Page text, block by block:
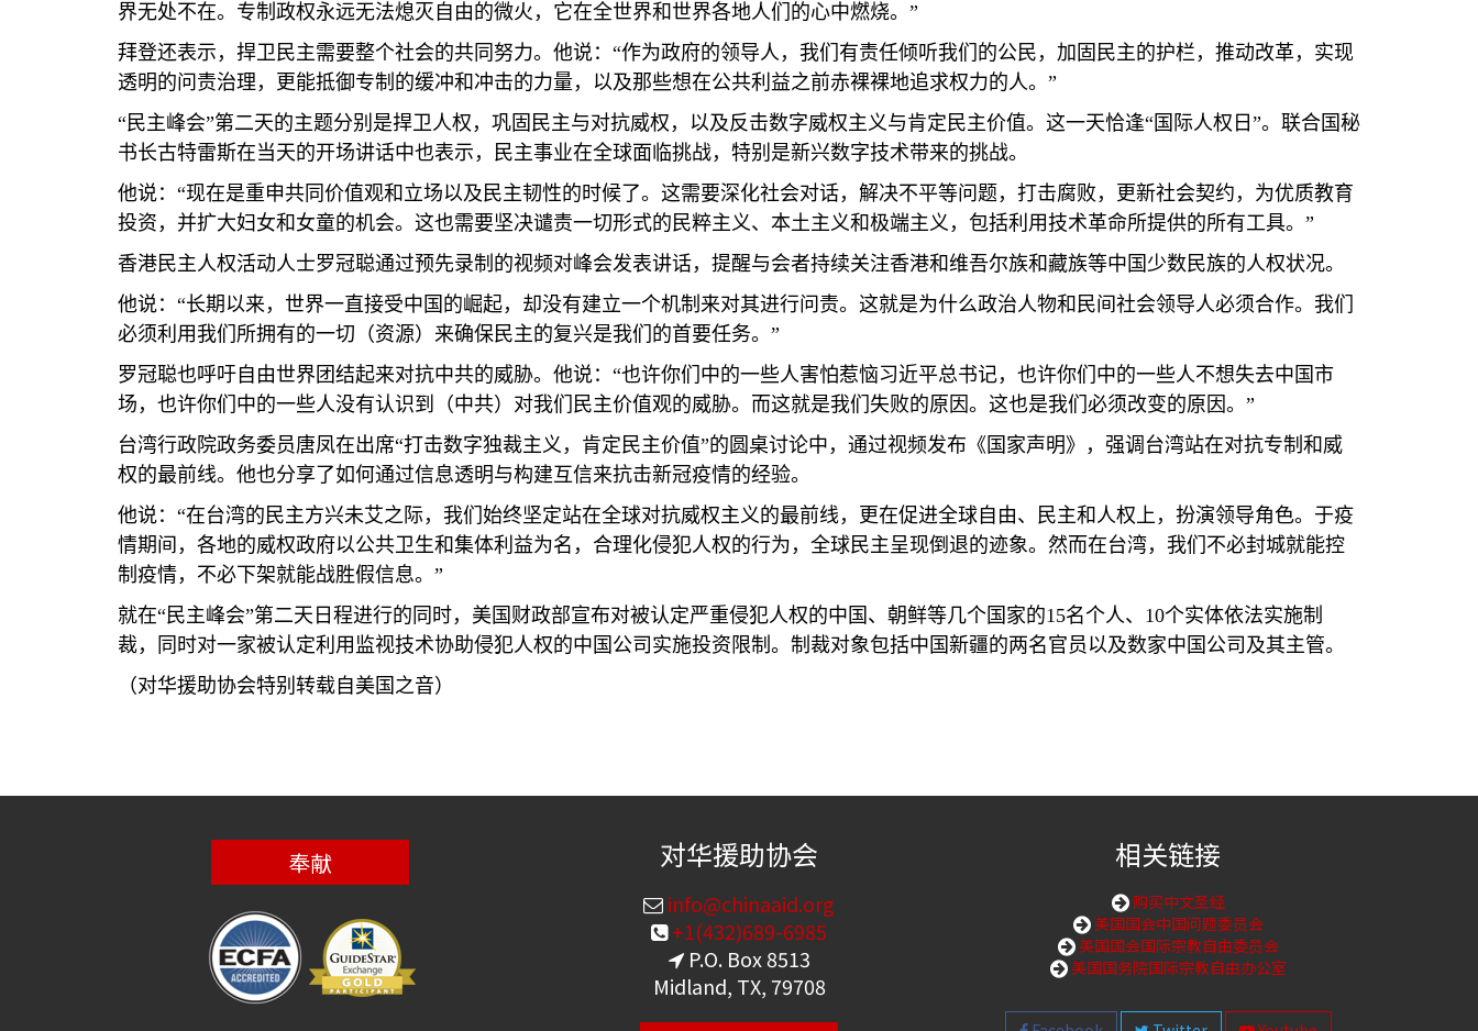
界无处不在。专制政权永远无法熄灭自由的微火，它在全世界和世界各地人们的心中燃烧。”
拜登还表示，捍卫民主需要整个社会的共同努力。他说：“作为政府的领导人，我们有责任倾听我们的公民，加固民主的护栏，推动改革，实现
透明的问责治理，更能抵御专制的缓冲和冲击的力量，以及那些想在公共利益之前赤裸裸地追求权力的人。”
“民主峰会”第二天的主题分别是捍卫人权，巩固民主与对抗威权，以及反击数字威权主义与肯定民主价值。这一天恰逢“国际人权日”。联合国秘
书长古特雷斯在当天的开场讲话中也表示，民主事业在全球面临挑战，特别是新兴数字技术带来的挑战。
他说：“现在是重申共同价值观和立场以及民主韧性的时候了。这需要深化社会对话，解决不平等问题，打击腐败，更新社会契约，为优质教育
投资，并扩大妇女和女童的机会。这也需要坚决谴责一切形式的民粹主义、本土主义和极端主义，包括利用技术革命所提供的所有工具。”
香港民主人权活动人士罗冠聪通过预先录制的视频对峰会发表讲话，提醒与会者持续关注香港和维吾尔族和藏族等中国少数民族的人权状况。
他说：“长期以来，世界一直接受中国的崛起，却没有建立一个机制来对其进行问责。这就是为什么政治人物和民间社会领导人必须合作。我们
必须利用我们所拥有的一切（资源）来确保民主的复兴是我们的首要任务。”
罗冠聪也呼吁自由世界团结起来对抗中共的威胁。他说：“也许你们中的一些人害怕惹恼习近平总书记，也许你们中的一些人不想失去中国市
场，也许你们中的一些人没有认识到（中共）对我们民主价值观的威胁。而这就是我们失败的原因。这也是我们必须改变的原因。”
台湾行政院政务委员唐凤在出席“打击数字独裁主义，肯定民主价值”的圆桌讨论中，通过视频发布《国家声明》，强调台湾站在对抗专制和威
权的最前线。他也分享了如何通过信息透明与构建互信来抗击新冠疫情的经验。
他说：“在台湾的民主方兴未艾之际，我们始终坚定站在全球对抗威权主义的最前线，更在促进全球自由、民主和人权上，扮演领导角色。于疫
情期间，各地的威权政府以公共卫生和集体利益为名，合理化侵犯人权的行为，全球民主呈现倒退的迹象。然而在台湾，我们不必封城就能控
制疫情，不必下架就能战胜假信息。”
就在“民主峰会”第二天日程进行的同时，美国财政部宣布对被认定严重侵犯人权的中国、朝鲜等几个国家的15名个人、 10个实体依法实施制
裁，同时对一家被认定利用监视技术协助侵犯人权的中国公司实施投资限制。制裁对象包括中国新疆的两名官员以及数家中国公司及其主管。
（对华援助协会特别转载自美国之音）
奉献 对华援助协会
info@chinaaid.org
+1(432)689-6985
P.O. Box 8513
Midland, TX, 79708
相关链接
购买中文圣经
美国国会中国问题委员会
美国国会国际宗教自由委员会
美国国务院国际宗教自由办公室